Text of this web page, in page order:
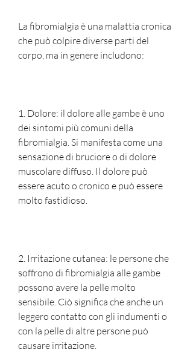
La fibromialgia è una malattia cronica
che può colpire diverse parti del
corpo, ma in genere includono:
1. Dolore: il dolore alle gambe è uno
dei sintomi più comuni della
fibromialgia. Si manifesta come una
sensazione di bruciore o di dolore
muscolare diffuso. Il dolore può
essere acuto o cronico e può essere
molto fastidioso.
2. Irritazione cutanea: le persone che
soffrono di fibromialgia alle gambe
possono avere la pelle molto
sensibile. Ciò significa che anche un
leggero contatto con gli indumenti o
con la pelle di altre persone può
causare irritazione.